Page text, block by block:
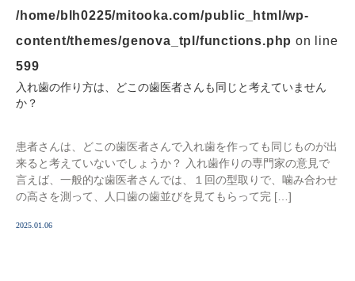
/home/blh0225/mitooka.com/public_html/wp-
content/themes/genova_tpl/functions.php on line
599
入れ歯の作り方は、どこの歯医者さんも同じと考えていません
か？
患者さんは、どこの歯医者さんで入れ歯を作っても同じものが出
来ると考えていないでしょうか？ 入れ歯作りの専門家の意見で
言えば、一般的な歯医者さんでは、１回の型取りで、噛み合わせ
の高さを測って、人口歯の歯並びを見てもらって完 […]
2025.01.06